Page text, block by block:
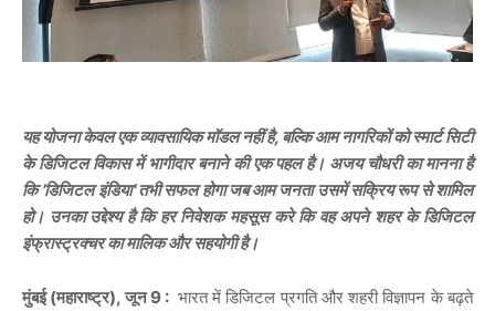
यह योजना केवल एक व्यावसायिक मॉडल नहीं है, बल्कि आम नागरिकों को स्मार्ट सिटी
के डिजिटल विकास में भागीदार बनाने की एक पहल है। अजय चौधरी का मानना है
कि 'डिजिटल इंडिया' तभी सफल होगा जब आम जनता उसमें सक्रिय रूप से शामिल
हो। उनका उद्देश्य है कि हर निवेशक महसूस करे कि वह अपने शहर के डिजिटल
इंफ्रास्ट्रक्चर का मालिक और सहयोगी है।
मुंबई (महाराष्ट्र), जून 9 : भारत में डिजिटल प्रगति और शहरी विज्ञापन के बढ़ते